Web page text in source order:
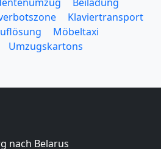
Klaviertransport
Möbeltaxi
Umzugskartons
nach Belarus